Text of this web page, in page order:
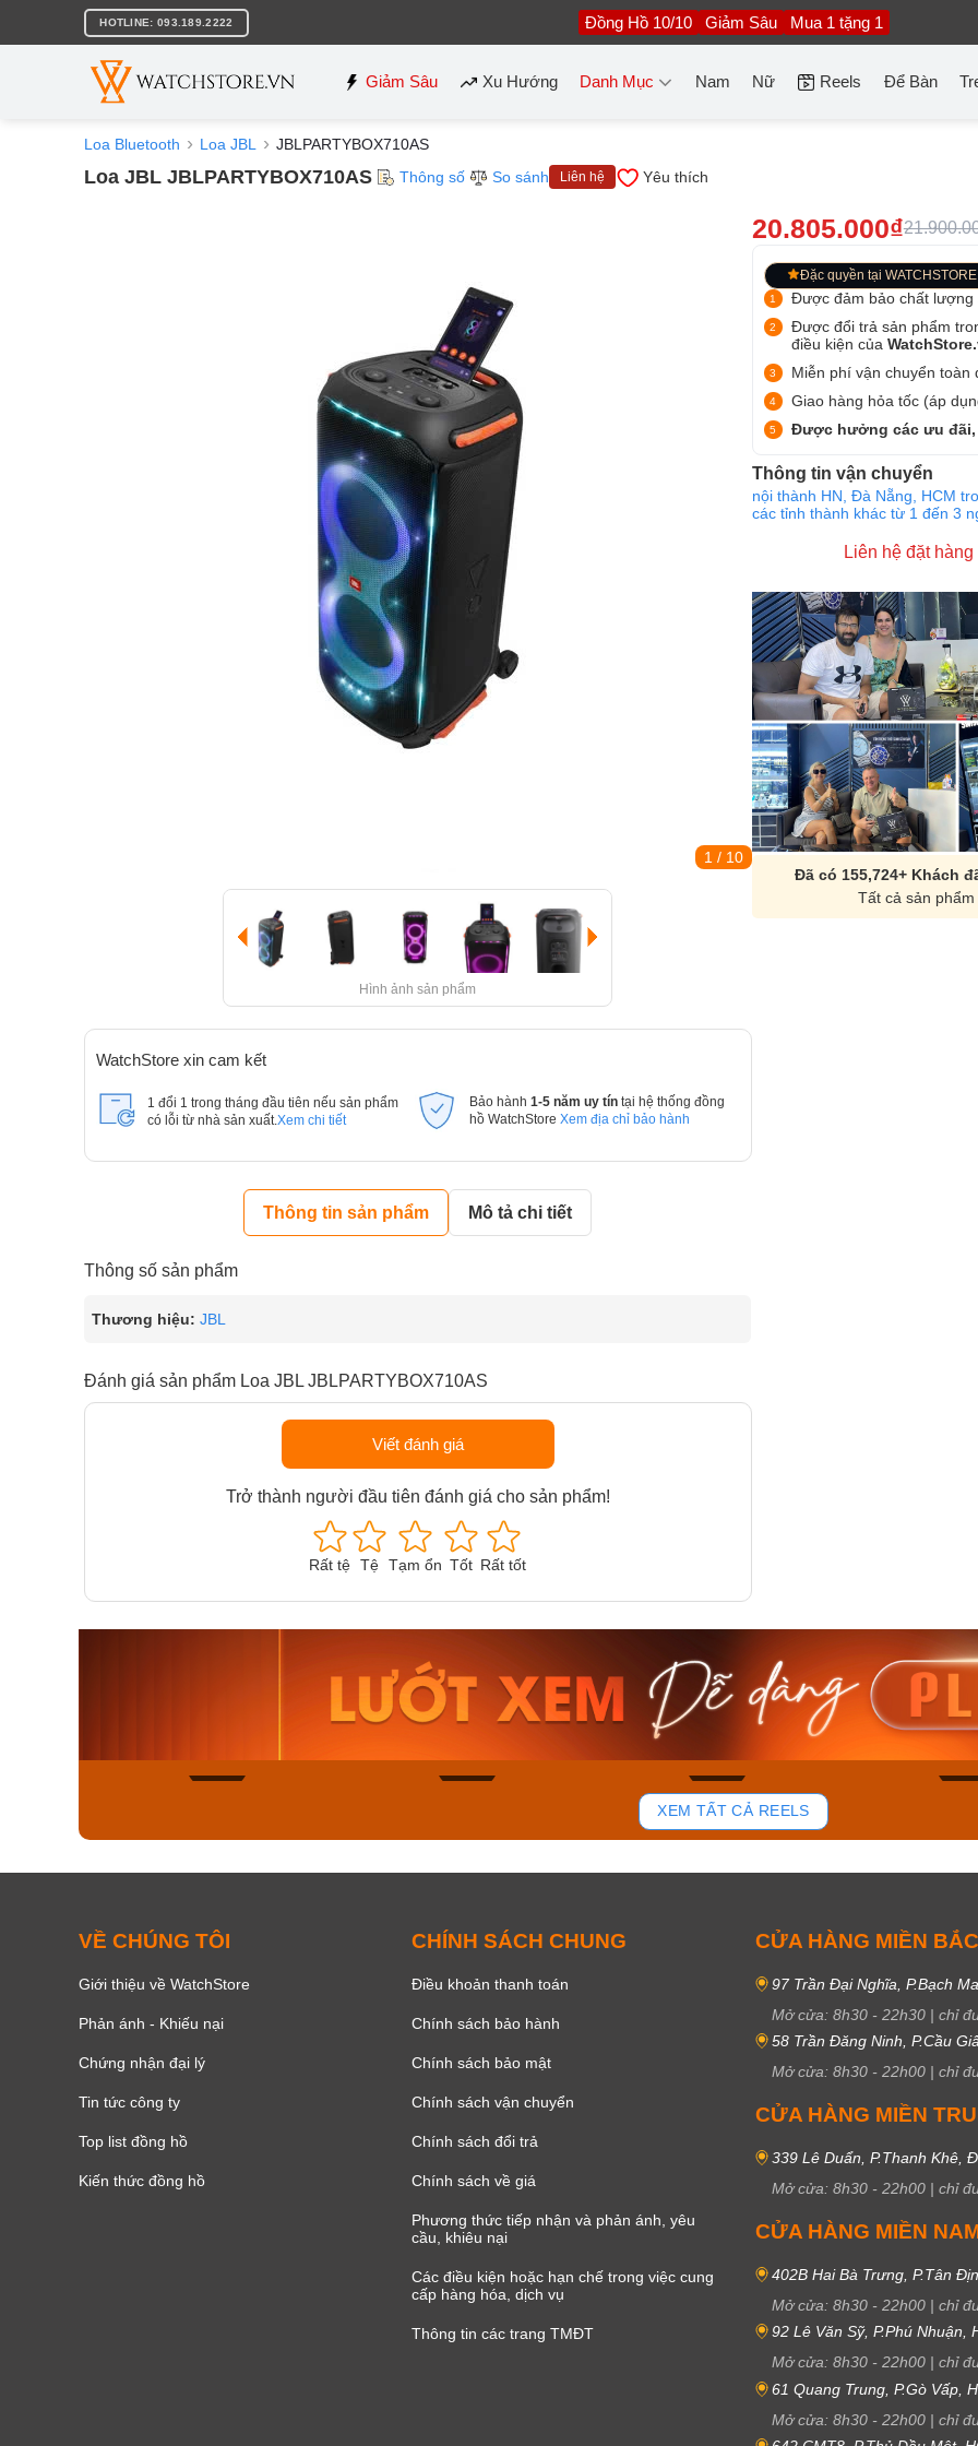
nội
HOTLINE: 093.189.2222 Đồng Hồ 10/10 Giảm Sâu Mua 1 tặng 1
Giảm Sâu Xu Hướng Danh Mục Nam Nữ Reels Để Bàn
Loa Bluetooth Loa JBL JBLPARTYBOX710AS
Loa JBL JBLPARTYBOX710AS Thông số So sánh Liên hệ Yêu thích
1 / 10
Hình ảnh sản phẩm
WatchStore xin cam kết
1 đổi 1 trong tháng đầu tiên nếu sản phẩm
có lỗi từ nhà sản xuất. Xem chi tiết
Bảo hành 1-5 năm uy tín tại hệ thống đồng
hồ WatchStore Xem địa chỉ bảo hành
Thông tin sản phẩm Mô tả chi tiết
Thông số sản phẩm
Thương hiệu: JBL
Đánh giá sản phẩm Loa JBL JBLPARTYBOX710AS
Viết đánh giá
Trở thành người đầu tiên đánh giá cho sản phẩm!
Rất tệ Tệ Tạm ổn Tốt Rất tốt
20.805.000₫
Đặc quyền tại WATCHSTORE
Được đảm bảo chất lượng
Được đổi trả sản phẩm
điều kiện của
Miễn phí vận chuyển toàn
Giao hàng hỏa tốc (áp
Được hưởng các ưu đãi,
Thông tin vận chuyển
nội thành HN, Đà Nẵng, HCM
các tỉnh thành khác từ 1 đến 3
Liên hệ đặt hàng
Đã có 155,724+ Khách
Tất cả sản
Casio Nam MTS-
115D-1AVDF
2.823.000₫
2.399.550₫
Mua ngay
39
Casio Nam MTS-
RS100L-1AVDF
4.276.000₫
3.634.600₫
Casio
230EL-
Mua
XEM TẤT CẢ REELS
VỀ CHÚNG TÔI
Giới thiệu về WatchStore
Phản ánh - Khiếu nại
Chứng nhận đại lý
Tin tức công ty
Top list đồng hồ
Kiến thức đồng hồ
CHÍNH SÁCH CHUNG
Điều khoản thanh toán
Chính sách bảo hành
Chính sách bảo mật
Chính sách vận chuyển
Chính sách đổi trả
Chính sách về giá
Phương thức tiếp nhận và phản ánh, yêu
cầu, khiêu nại
Các điều kiện hoặc hạn chế trong việc cung
cấp hàng hóa, dịch vụ
Thông tin các trang TMĐT
CỬA HÀNG MIỀN BẮC
97 Trần Đại Nghĩa, P.Bạch
Mở cửa: 8h30 - 22h30 | chỉ
58 Trần Đăng Ninh, P.Cầu
Mở cửa: 8h30 - 22h00 | chỉ
CỬA HÀNG MIỀN
339 Lê Duẩn, P.Thanh Khê,
Mở cửa: 8h30 - 22h00 | chỉ
CỬA HÀNG MIỀN
402B Hai Bà Trưng, P.Tân
Mở cửa: 8h30 - 22h00 | chỉ
92 Lê Văn Sỹ, P.Phú Nhuận,
Mở cửa: 8h30 - 22h00 | chỉ
61 Quang Trung, P.Gò Vấp,
Mở cửa: 8h30 - 22h00 | chỉ